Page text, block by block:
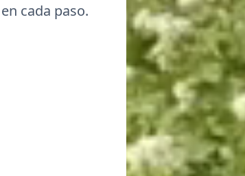
en cada paso.